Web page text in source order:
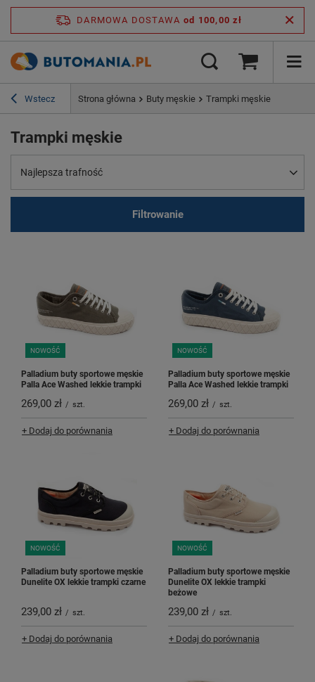
DARMOWA DOSTAWA od 100,00 zł
Wstecz Strona główna Buty męskie Trampki męskie
Trampki męskie
Najlepsza trafność
Filtrowanie
NOWOŚĆ
Palladium buty sportowe męskie
Palla Ace Washed lekkie trampki
269,00 zł / szt.
+ Dodaj do porównania
NOWOŚĆ
Palladium buty sportowe męskie
Palla Ace Washed lekkie trampki
269,00 zł / szt.
+ Dodaj do porównania
NOWOŚĆ
Palladium buty sportowe męskie
Dunelite OX lekkie trampki czarne
239,00 zł / szt.
+ Dodaj do porównania
NOWOŚĆ
Palladium buty sportowe męskie
Dunelite OX lekkie trampki
beżowe
239,00 zł / szt.
+ Dodaj do porównania